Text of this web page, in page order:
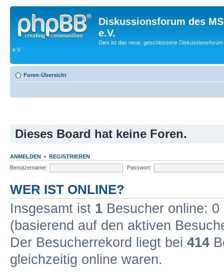
Diskussionsforum des
e.V.
Dies ist das neue, geschlossene
e.V.
Foren-Übersicht
Dieses Board hat keine Foren.
ANMELDEN • REGISTRIEREN
Benutzername:
Passwort:
WER IST ONLINE?
Insgesamt ist 1 Besucher online:
(basierend auf den aktiven
Der Besucherrekord liegt bei 414
gleichzeitig online waren.